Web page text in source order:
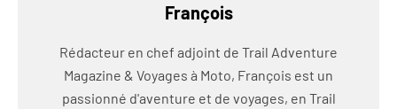
François
Rédacteur en chef adjoint de Trail Adventure
Magazine & Voyages à Moto, François est un
passionné d'aventure et de voyages, en Trail